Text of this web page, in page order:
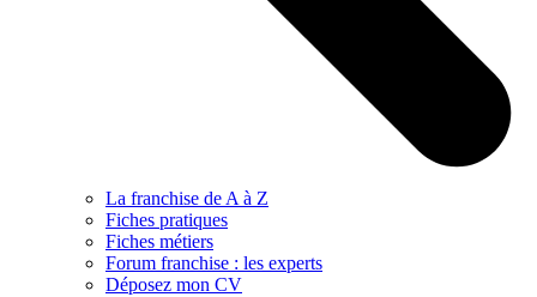
La franchise de A à Z
Fiches pratiques
Fiches métiers
Forum franchise : les experts
Déposez mon CV